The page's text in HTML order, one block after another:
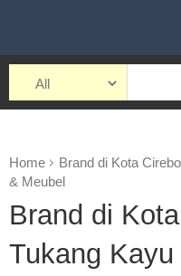
Home
Brand di Kota
& Meubel
Brand di
Tukang